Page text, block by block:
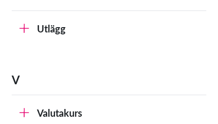
Utlägg
V
Valutakurs